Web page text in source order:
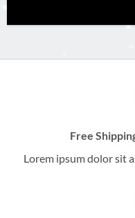
Free
Lorem ipsum dolor sit